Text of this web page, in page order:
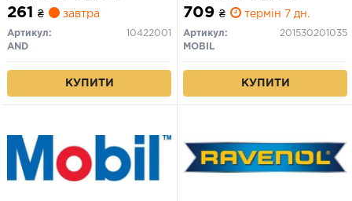
261 ₴ завтра
Артикул:
10422001
AND
КУПИТИ
709 ₴ термін 7 дн.
Артикул:
201530201035
MOBIL
КУПИТИ